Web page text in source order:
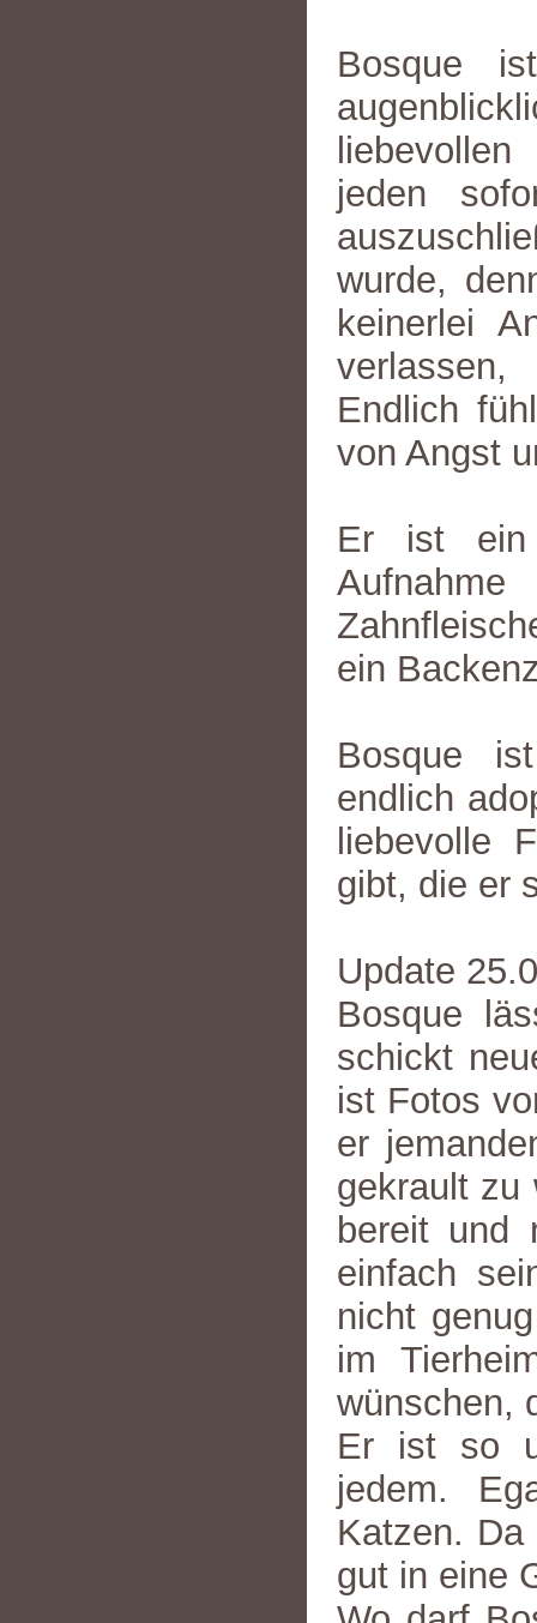
Bosque
jeden
wurde,
keinerlei
Endlich
von Angst
Er ist ein
ein
Bosque
endlich
liebevolle
gibt, die er
Update
Bosque
schickt
ist Fotos
er
gekrault zu
bereit und
einfach
nicht
im
wünschen,
Er ist so
jedem.
Katzen.
gut in eine